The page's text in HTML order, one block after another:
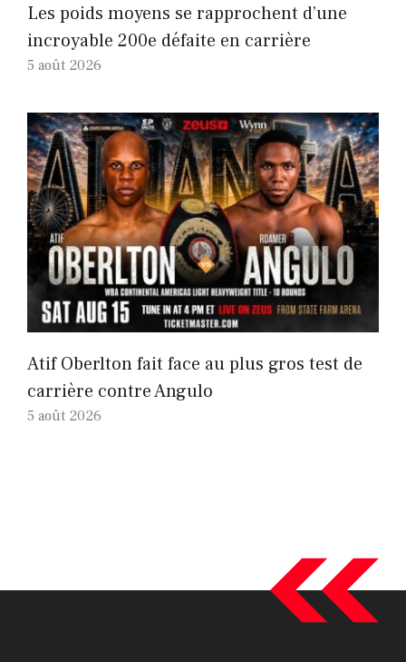
Les poids moyens se rapprochent d’une
incroyable 200e défaite en carrière
5 août 2026
Atif Oberlton fait face au plus gros test de
carrière contre Angulo
5 août 2026